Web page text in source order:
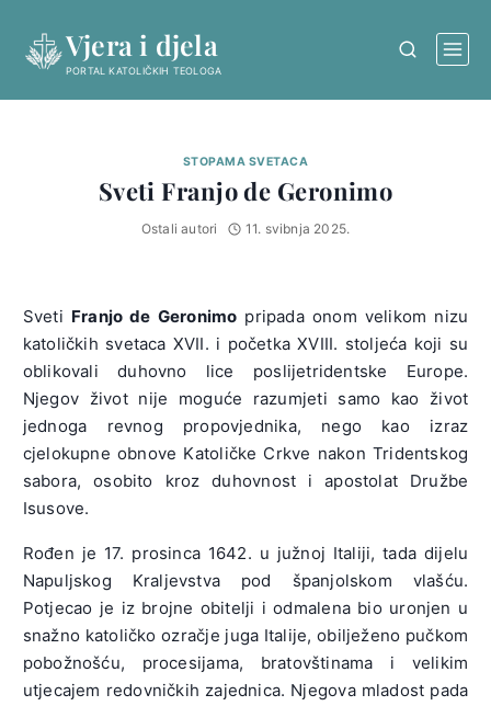
content
Vjera i djela
PORTAL KATOLIČKIH TEOLOGA
STOPAMA SVETACA
Sveti Franjo de Geronimo
Ostali autori 11. svibnja 2025.
Sveti Franjo de Geronimo pripada onom velikom nizu
katoličkih svetaca XVII. i početka XVIII. stoljeća koji su
oblikovali duhovno lice poslijetridentske Europe.
Njegov život nije moguće razumjeti samo kao život
jednoga revnog propovjednika, nego kao izraz
cjelokupne obnove Katoličke Crkve nakon Tridentskog
sabora, osobito kroz duhovnost i apostolat Družbe
Isusove.
Rođen je 17. prosinca 1642. u južnoj Italiji, tada dijelu
Napuljskog Kraljevstva pod španjolskom vlašću.
Potjecao je iz brojne obitelji i odmalena bio uronjen u
snažno katoličko ozračje juga Italije, obilježeno pučkom
pobožnošću, procesijama, bratovštinama i velikim
utjecajem redovničkih zajednica. Njegova mladost pada